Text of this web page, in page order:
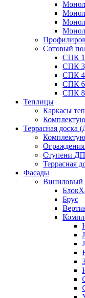
Сотовый
СПК
СПК
СПК
СПК
СПК
Теплицы
Каркасы
Террасная доска
Ступени
Террасная
Фасады
Виниловый
Брус